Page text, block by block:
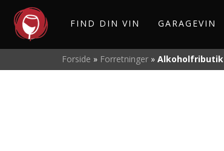
FIND DIN VIN GARAGEVIN
Forside » Forretninger » Alkoholfributik